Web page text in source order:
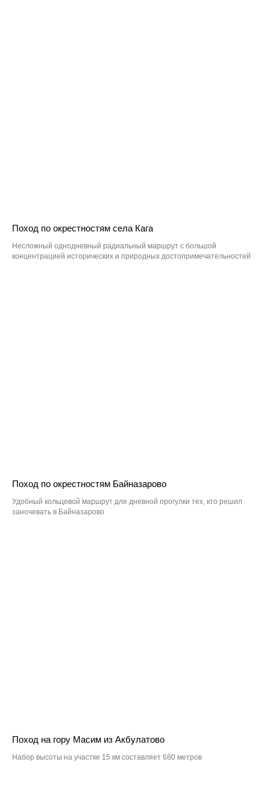
Поход по окрестностям села Кага
Несложный однодневный радиальный маршрут с большой
концентрацией исторических и природных достопримечательностей
Поход по окрестностям Байназарово
Удобный кольцевой маршрут для дневной прогулки тех, кто решил
заночевать в Байназарово
Поход на гору Масим из Акбулатово
Набор высоты на участке 15 км составляет 680 метров